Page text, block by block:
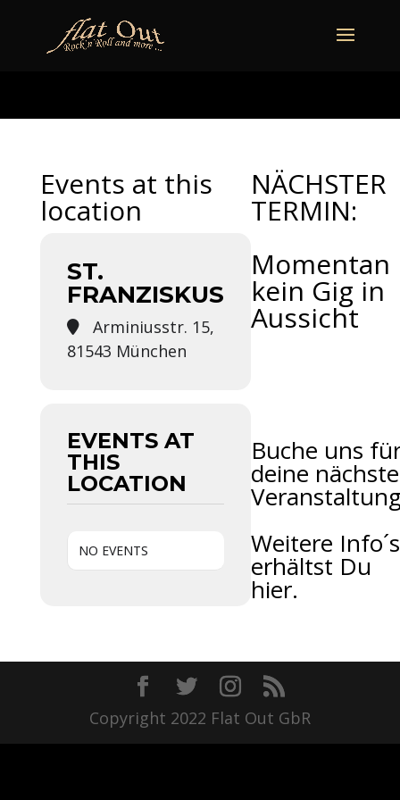
Events at this
location
ST.
FRANZISKUS
Arminiusstr. 15,
81543 München
EVENTS AT
THIS
LOCATION
NO EVENTS
NÄCHSTER
TERMIN:
Momentan
kein Gig in
Aussicht
Buche uns
deine nächste
Weitere Info´s
erhältst Du
hier.
Copyright 2022 Flat Out GbR